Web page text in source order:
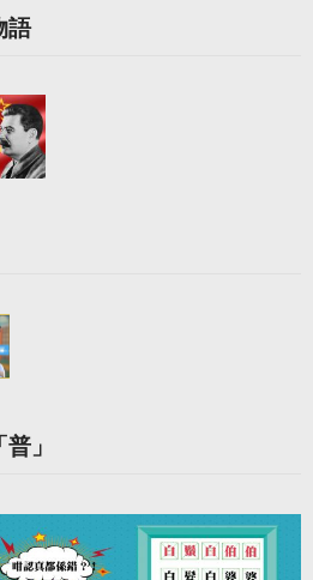
語
」